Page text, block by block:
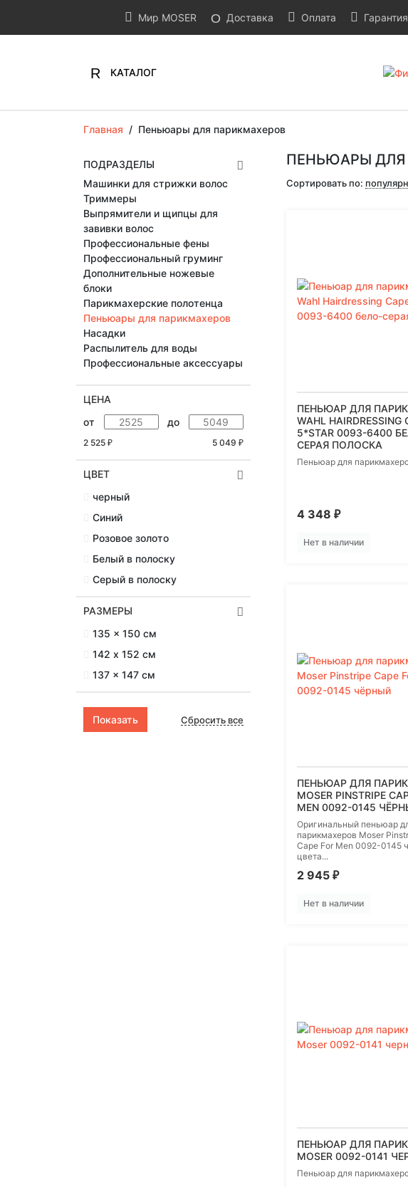
Мир MOSER Доставка Оплата
КАТАЛОГ
Главная / Пеньюары для парикмахеров
ПОДРАЗДЕЛЫ
Машинки для стрижки волос
Триммеры
Выпрямители и щипцы для
завивки волос
Профессиональные фены
Профессиональный груминг
Дополнительные ножевые
блоки
Парикмахерские полотенца
Пеньюары для парикмахеров
Насадки
Распылитель для воды
Профессиональные аксессуары
ЦЕНА
от
до
5 049 ₽
2 525 ₽
ЦВЕТ
черный
Синий
Розовое золото
Белый в полоску
Серый в полоску
РАЗМЕРЫ
135 x 150 см
142 х 152 см
137 x 147 см
Сбросить все
ПЕНЬЮАРЫ
Сортировать по:
ПЕНЬЮАР ДЛЯ
WAHL HAIRDRESSING
5*STAR 0093-6400
СЕРАЯ ПОЛОСКА
Пеньюар для
4 348 ₽
Нет в наличии
ПЕНЬЮАР ДЛЯ
MOSER PINSTRIPE
MEN 0092-0145
Оригинальный пеньюар
парикмахеров Moser
Cape For Men 0092-0145
цвета...
2 945 ₽
Нет в наличии
ПЕНЬЮАР ДЛЯ
MOSER 0092-0141
Пеньюар для